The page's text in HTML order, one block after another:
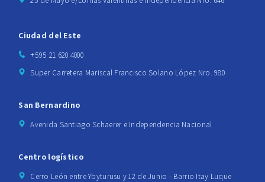
Ciudad del Este
+595 21 620 4000
Super Carretera Mariscal Francisco Solano López Nro. 980
San Bernardino
Avenida Santiago Schaerer e Independencia Nacional
Centro logístico
Cerro León entre Ybyturusu y 12 de Junio - Barrio Itay Luque